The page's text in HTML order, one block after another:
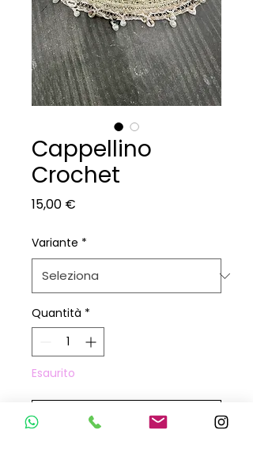
Cappellino
Crochet
15,00 €
Variante *
Quantità *
Esaurito
Avvisami quando è disponibile